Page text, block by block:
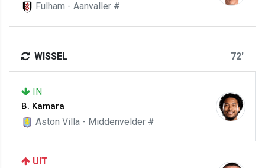
Fulham - Aanvaller #
WISSEL 72'
IN
B. Kamara
Aston Villa - Middenvelder #
UIT